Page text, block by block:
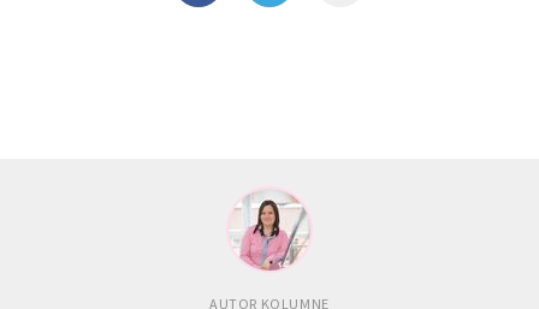
AUTOR KOLUMNE